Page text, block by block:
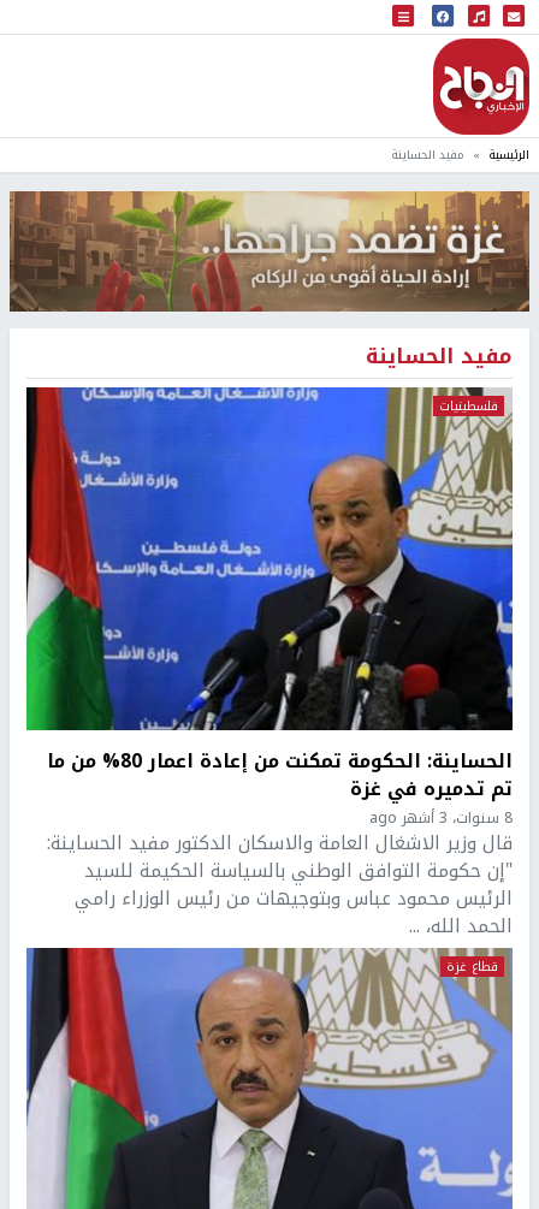
البث المباشر
إذاعة النجاح
الرئيسية مفيد الحساينة
مفيد الحساينة
فلسطينيات
الحساينة: الحكومة تمكنت من إعادة اعمار 80% من ما
تم تدميره في غزة
8 سنوات، 3 أشهر ago
قال وزير الاشغال العامة والاسكان الدكتور مفيد الحساينة:
"إن حكومة التوافق الوطني بالسياسة الحكيمة للسيد
الرئيس محمود عباس وبتوجيهات من رئيس الوزراء رامي
الحمد الله، ...
قطاع غزة